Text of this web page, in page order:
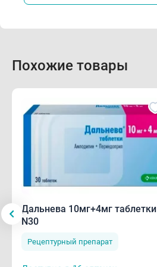
Похожие товары
Дальнева 10мг+4мг таблетки
N30
Рецептурный препарат